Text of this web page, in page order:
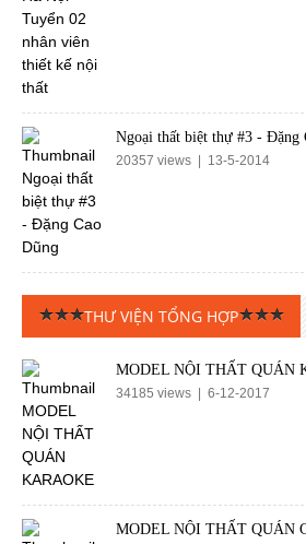
Ngoại thất biệt thự #3 - Đặng
20357 views | 13-5-2014
THƯ VIỆN TỔNG HỢP
MODEL NỘI THẤT QUÁN
34185 views | 6-12-2017
MODEL NỘI THẤT QUÁN